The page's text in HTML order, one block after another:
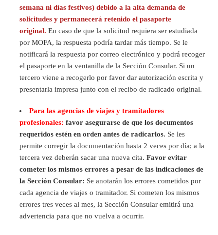
semana ni días festivos) debido a la alta demanda de
solicitudes y permanecerá retenido el pasaporte
original. En caso de que la solicitud requiera ser estudiada
por MOFA, la respuesta podría tardar más tiempo. Se le
notificará la respuesta por correo electrónico y podrá recoger
el pasaporte en la ventanilla de la Sección Consular. Si un
tercero viene a recogerlo por favor dar autorización escrita y
presentarla impresa junto con el recibo de radicado original.
Para las agencias de viajes y tramitadores
profesionales: favor asegurarse de que los documentos
requeridos estén en orden antes de radicarlos. Se les
permite corregir la documentación hasta 2 veces por día; a la
tercera vez deberán sacar una nueva cita. Favor evitar
cometer los mismos errores a pesar de las indicaciones de
la Sección Consular: Se anotarán los errores cometidos por
cada agencia de viajes o tramitador. Si cometen los mismos
errores tres veces al mes, la Sección Consular emitirá una
advertencia para que no vuelva a ocurrir.